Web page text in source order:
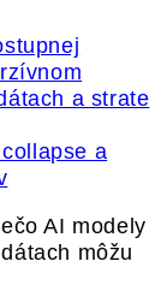
a
AI modely
môžu